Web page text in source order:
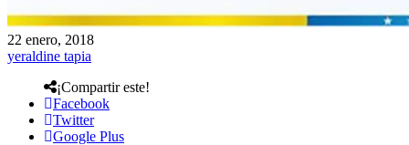
22 enero, 2018
yeraldine tapia
¡Compartir este!
Facebook
Twitter
Google Plus